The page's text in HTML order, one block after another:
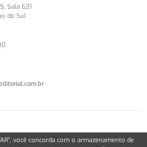
Sala 631
do Sul
2012-2026 -Política de Privacidade
você concorda com o armazenamento de